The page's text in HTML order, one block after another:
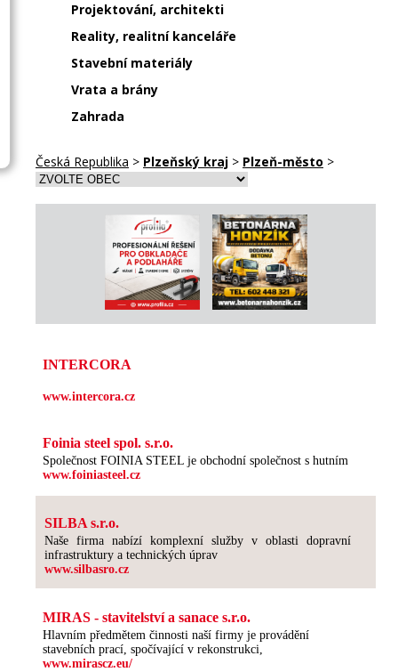
Projektování, architekti
Reality, realitní kanceláře
Stavební materiály
Vrata a brány
Zahrada
Česká Republika > Plzeňský kraj > Plzeň-město >
INTERCORA
www.intercora.cz
Foinia steel spol. s.r.o.
Společnost FOINIA STEEL je obchodní společnost s hutním
www.foiniasteel.cz
SILBA s.r.o.
Naše firma nabízí komplexní služby v oblasti dopravní
infrastruktury a technických úprav
www.silbasro.cz
MIRAS - stavitelství a sanace s.r.o.
Hlavním předmětem činnosti naší firmy je provádění
stavebních prací, spočívající v rekonstrukci,
www.mirascz.eu/